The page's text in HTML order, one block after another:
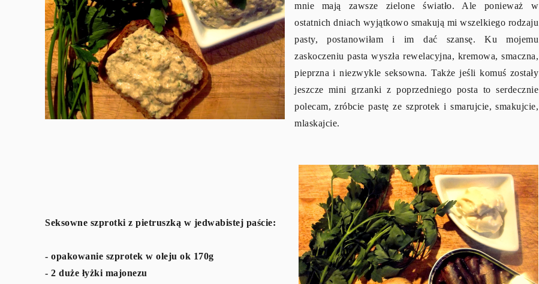
mnie mają zawsze zielone światło. Ale ponieważ w
ostatnich dniach wyjątkowo smakują mi wszelkiego rodzaju
pasty, postanowiłam i im dać szansę. Ku mojemu
zaskoczeniu pasta wyszła rewelacyjna, kremowa, smaczna,
pieprzna i niezwykle seksowna. Także jeśli komuś zostały
jeszcze mini grzanki z poprzedniego posta to serdecznie
polecam, zróbcie pastę ze szprotek i smarujcie, smakujcie,
mlaskajcie.
Seksowne szprotki z pietruszką w jedwabistej paście:
- opakowanie szprotek w oleju ok 170g
- 2 duże łyżki majonezu